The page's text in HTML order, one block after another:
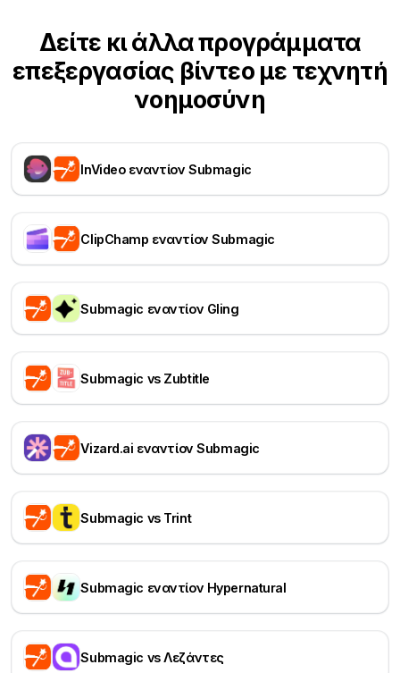
Δείτε κι άλλα προγράμματα
επεξεργασίας βίντεο με τεχνητή
νοημοσύνη
InVideo εναντίον Submagic
ClipChamp εναντίον Submagic
Submagic εναντίον Gling
Submagic vs Zubtitle
Vizard.ai εναντίον Submagic
Submagic vs Trint
Submagic εναντίον Hypernatural
Submagic vs Λεζάντες